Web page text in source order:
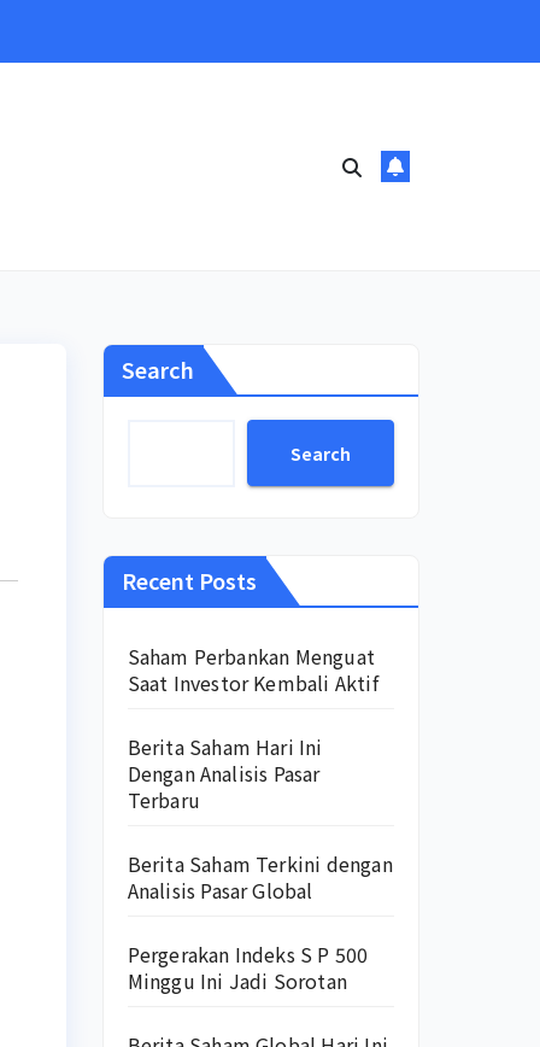
Search
Search
Recent Posts
Saham Perbankan Menguat
Saat Investor Kembali Aktif
Berita Saham Hari Ini
Dengan Analisis Pasar
Terbaru
Berita Saham Terkini dengan
Analisis Pasar Global
Pergerakan Indeks S P 500
Minggu Ini Jadi Sorotan